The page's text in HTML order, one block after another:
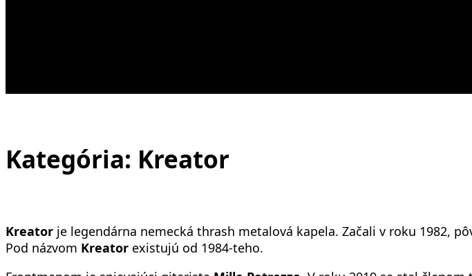
Kategória: Kreator
Kreator je legendárna nemecká thrash metalová kapela. Začali v roku 1982,
Pod názvom Kreator existujú od 1984-teho.